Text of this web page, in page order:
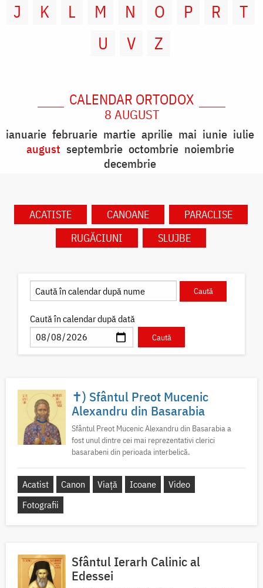
J
K L M N O P R
T
U
V Z
CALENDAR ORTODOX
8 AUGUST
ianuarie februarie martie aprilie mai iunie iulie
august septembrie octombrie noiembrie
decembrie
ACATISTE CANOANE
PARACLISE
RUGĂCIUNI
SLUJBE
Caută în calendar după dată
✝) Sfântul Preot Mucenic
Alexandru din Basarabia
Sfântul Preot Mucenic Alexandru din Basarabia a
fost unul dintre cei mai reprezentativi clerici
basarabeni din perioada interbelică.
Acatist Canon Viață Icoane
Video
Fotografii
Sfântul Ierarh Calinic al
Edessei